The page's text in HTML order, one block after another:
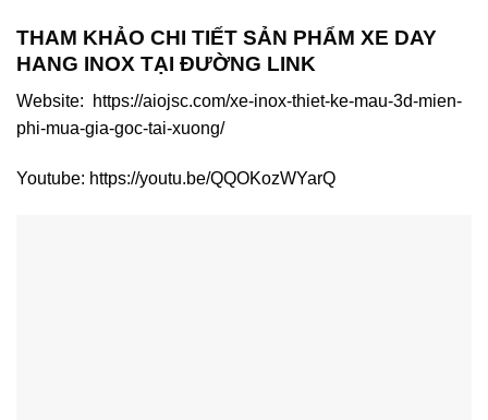
THAM KHẢO CHI TIẾT SẢN PHẨM XE DAY
HANG INOX TẠI ĐƯỜNG LINK
Website: https://aiojsc.com/xe-inox-thiet-ke-mau-3d-mien-
phi-mua-gia-goc-tai-xuong/
Youtube: https://youtu.be/QQOKozWYarQ